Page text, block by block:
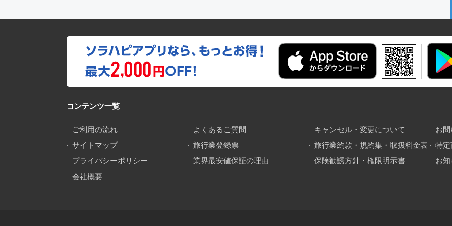
コンテンツ一覧
ご利用の流れ
サイトマップ
プライバシーポリシー
会社概要
よくあるご質問
旅行業登録票
業界最安値保証の理由
キャンセル・変更について
旅行業約款・規約集・取扱料金表
保険勧誘方針・権限明示書
お
特
お